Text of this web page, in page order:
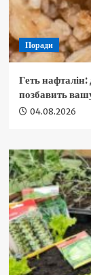
Поради
Геть
позбавить
04.08.2026